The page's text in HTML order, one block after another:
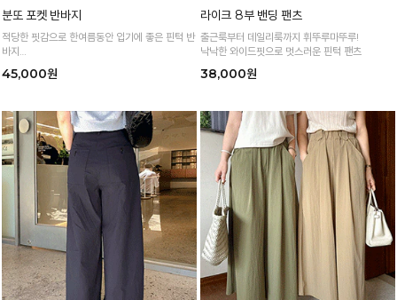
분또 포켓 반바지
적당한 핏감으로 한여름동안 입기에 좋은 핀턱 반
바지
얇고 가벼운 소재감으로 한여름까지 시원하고 쾌
적하게!
45,000원
라이크 8부 밴딩 팬츠
출근룩부터 데일리룩까지 휘뚜루마뚜루!
낙낙한 와이드핏으로 멋스러운 핀턱 팬츠
38,000원